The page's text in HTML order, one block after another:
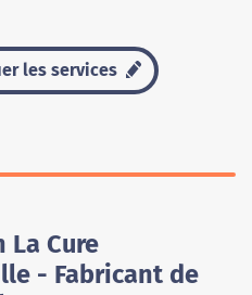
les services
La Cure
- Fabricant de